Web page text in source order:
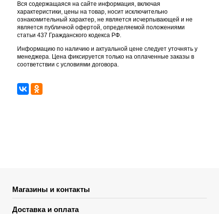
Вся содержащаяся на сайте информация, включая
характеристики, цены на товар, носит исключительно
ознакомительный характер, не является исчерпывающей и не
является публичной офертой, определяемой положениями
статьи 437 Гражданского кодекса РФ.
Информацию по наличию и актуальной цене следует уточнять у
менеджера. Цена фиксируется только на оплаченные заказы в
соответствии с условиями договора.
Магазины и контакты
Доставка и оплата